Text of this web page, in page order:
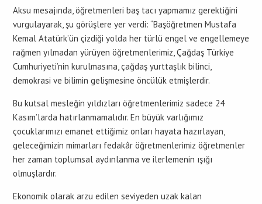
Aksu mesajında, öğretmenleri baş tacı yapmamız gerektiğini
vurgulayarak, şu görüşlere yer verdi: “Başöğretmen Mustafa
Kemal Atatürk’ün çizdiği yolda her türlü engel ve engellemeye
rağmen yılmadan yürüyen öğretmenlerimiz, Çağdaş Türkiye
Cumhuriyeti’nin kurulmasına, çağdaş yurttaşlık bilinci,
demokrasi ve bilimin gelişmesine öncülük etmişlerdir.
Bu kutsal mesleğin yıldızları öğretmenlerimiz sadece 24
Kasım’larda hatırlanmamalıdır. En büyük varlığımız
çocuklarımızı emanet ettiğimiz onları hayata hazırlayan,
geleceğimizin mimarları fedakâr öğretmenlerimiz öğretmenler
her zaman toplumsal aydınlanma ve ilerlemenin ışığı
olmuşlardır.
Ekonomik olarak arzu edilen seviyeden uzak kalan